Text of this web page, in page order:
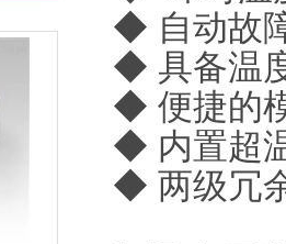
◆ 自动故
◆ 具备温
◆ 便捷的
◆ 内置超
◆ 两级冗